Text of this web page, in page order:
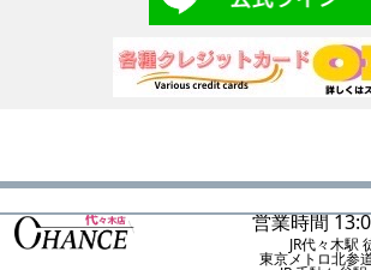
営業時間
JR代々木駅
東京メトロ北参